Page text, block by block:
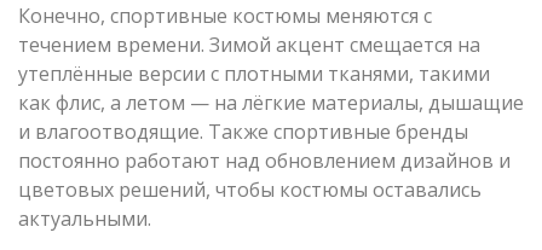
Конечно, спортивные костюмы меняются с
течением времени. Зимой акцент смещается на
утеплённые версии с плотными тканями, такими
как флис, а летом — на лёгкие материалы, дышащие
и влагоотводящие. Также спортивные бренды
постоянно работают над обновлением дизайнов и
цветовых решений, чтобы костюмы оставались
актуальными.